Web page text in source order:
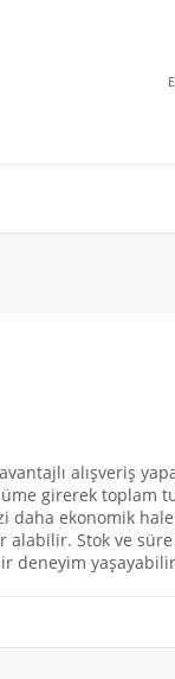
alışveriş
girerek
ekonomik
Stok ve
deneyim